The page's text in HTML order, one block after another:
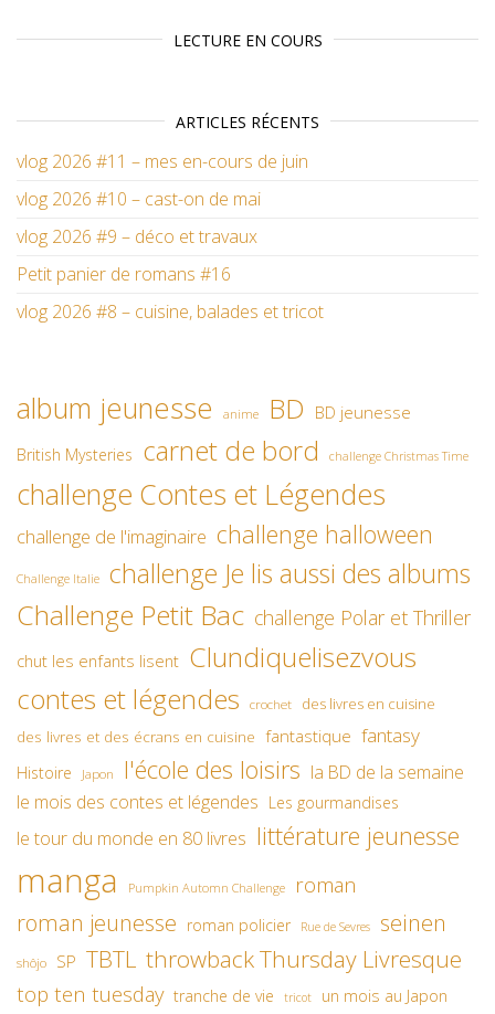
LECTURE EN COURS
ARTICLES RÉCENTS
vlog 2026 #11 – mes en-cours de juin
vlog 2026 #10 – cast-on de mai
vlog 2026 #9 – déco et travaux
Petit panier de romans #16
vlog 2026 #8 – cuisine, balades et tricot
album jeunesse anime BD BD jeunesse
British Mysteries carnet de bord challenge Christmas Time
challenge Contes et Légendes
challenge de l'imaginaire challenge halloween
Challenge Italie challenge Je lis aussi des albums
Challenge Petit Bac challenge Polar et Thriller
chut les enfants lisent Clundiquelisezvous
contes et légendes
crochet
des livres en cuisine
des livres et des écrans en cuisine fantastique fantasy
Histoire Japon l'école des loisirs la BD de la semaine
le mois des contes et légendes Les gourmandises
le tour du monde en 80 livres littérature jeunesse
manga Pumpkin Automn Challenge roman
roman jeunesse roman policier Rue de Sevres seinen
shôjo SP TBTL throwback Thursday Livresque
top ten tuesday tranche de vie tricot un mois au Japon